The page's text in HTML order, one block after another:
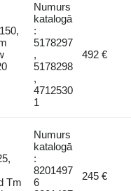
Numurs
katalogā
:
5178297
,
5178298
,
4712530
1
492 €
Tm
Numurs
katalogā
:
8201497
6
245 €